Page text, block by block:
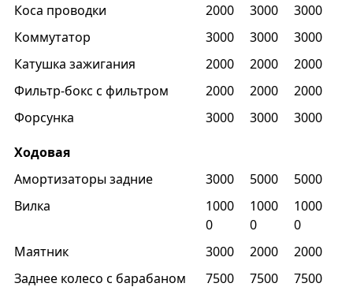
Коса проводки
2000 3000
3000
Коммутатор
3000 3000
3000
Катушка зажигания
2000 2000
2000
Фильтр-бокс с фильтром
2000 2000
2000
Форсунка
3000 3000
3000
Ходовая
Амортизаторы задние
3000 5000
5000
Вилка
1000
0
1000
0
1000
0
Маятник
3000 2000
2000
Заднее колесо с барабаном
7500 7500
7500